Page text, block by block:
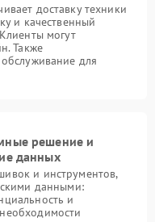
доставку техники
и качественный
могут
Также
обслуживание для
решение и
данных
и инструментов,
данными:
и